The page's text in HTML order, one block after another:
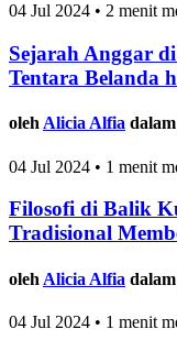
04 Jul 2024 • 2 menit
Sejarah Anggar
Tentara Belanda
oleh Alicia Alfia dalam
04 Jul 2024 • 1 menit
Filosofi di Balik
Tradisional
oleh Alicia Alfia dalam
04 Jul 2024 • 1 menit